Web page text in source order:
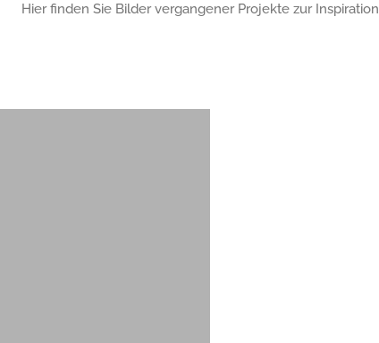
Hier finden Sie Bilder vergangener Projekte zur Inspiration